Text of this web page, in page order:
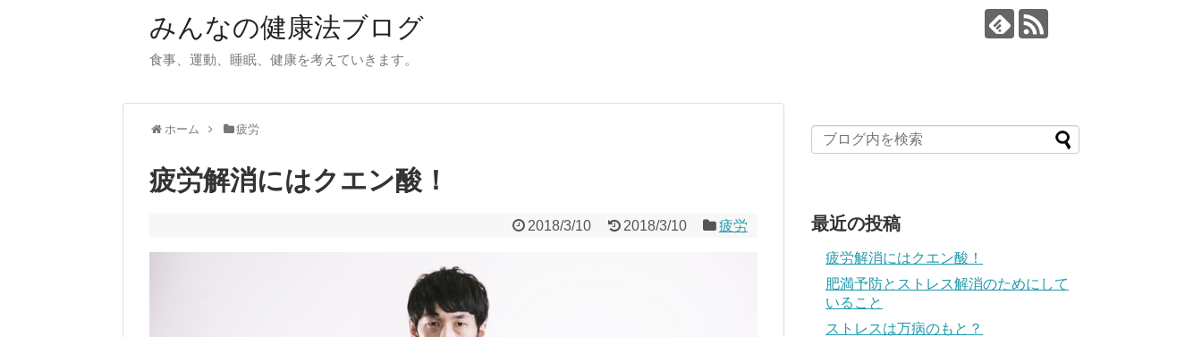
みんなの健康法ブログ
食事、運動、睡眠、健康を考えていきます。
ホーム 疲労
疲労解消にはクエン酸！
2018/3/10 2018/3/10 疲労 最近の投稿
疲労解消にはクエン酸！
肥満予防とストレス解消のためにして
いること
ストレスは万病のもと？